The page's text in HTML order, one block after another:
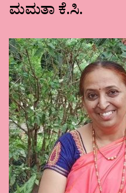
ಮಮತಾ ಕೆ.ಸಿ.